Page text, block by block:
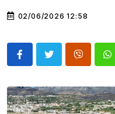
02/06/2026 12:58